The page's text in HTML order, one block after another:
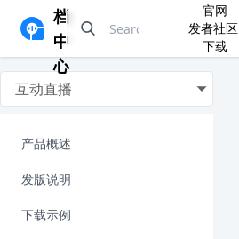
档
中
心
官网
发者社区
下载
互动直播
产品概述
发版说明
下载示例